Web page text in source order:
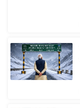
ष
ज्ञ
रा